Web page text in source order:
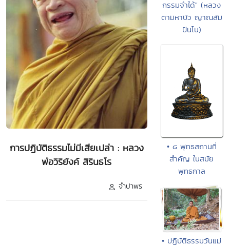
การปฏิบัติธรรมไม่มีเสียเปล่า : หลวง
พ่อวิริยังค์ สิรินธโร
จำปาพร
กรรมจำได้" (หลวง
ตามหาบัว ญาณสัม
ปันโน)
• ๘ พุทธสถานที่
สำคัญ ในสมัย
พุทธกาล
• ปฏิบัติธรรมวันแม่